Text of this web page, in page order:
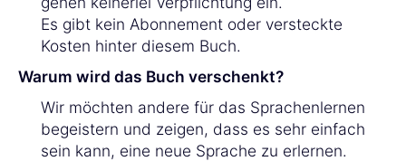
Es gibt kein Abonnement oder versteckte
Kosten hinter diesem Buch.
Warum wird das Buch verschenkt?
Wir möchten andere für das Sprachenlernen
begeistern und zeigen, dass es sehr einfach
sein kann, eine neue Sprache zu erlernen.